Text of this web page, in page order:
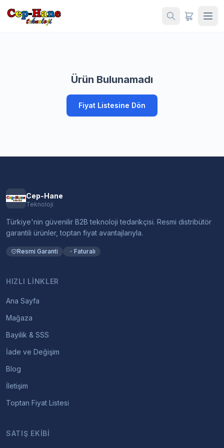
Ürün Bulunamadı
Fiyat Listesine Dön
Cep-Hane
Teknoloji
Türkiye'nin güvenilir B2B teknoloji tedarikçisi. Resmi distribütör
garantili ürünler, toptan fiyat avantajlarıyla.
Resmi Garanti Faturalı
HIZLI LINKLER
Ana Sayfa
Mağaza
Bayilik & SSS
İade ve Değişim
Blog
İletişim
Toptan Fiyat Listesi
SATIŞ EKIBI